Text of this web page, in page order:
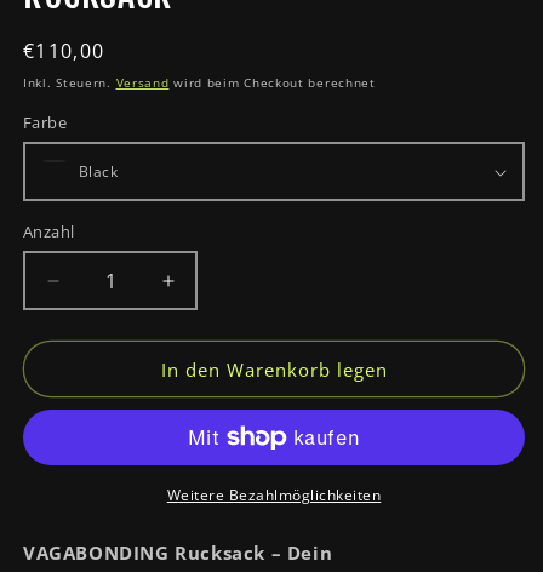
Normaler
Preis
€110,00
Inkl. Steuern. Versand wird beim Checkout berechnet
Farbe
Anzahl
Verringere
die
Menge
RUCKSACK
Erhöhe
die
Menge
für
RUCKSACK
In den Warenkorb legen
Weitere Bezahlmöglichkeiten
VAGABONDING Rucksack – Dein